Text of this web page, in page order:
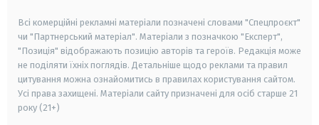
Всі комерційні рекламні матеріали позначені словами "Спецпроєкт"
чи "Партнерський матеріал". Матеріали з позначкою "Експерт",
"Позиція" відображають позицію авторів та героїв. Редакція може
не поділяти їхніх поглядів. Детальніше щодо реклами та правил
цитування можна ознайомитись в правилах користування сайтом.
Усі права захищені. Матеріали сайту призначені для осіб старше 21
року (21+)